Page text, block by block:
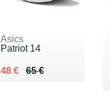
Asics
Patriot 14
65 €
Au lieu de 65 €
48 €
Vendu 48 €